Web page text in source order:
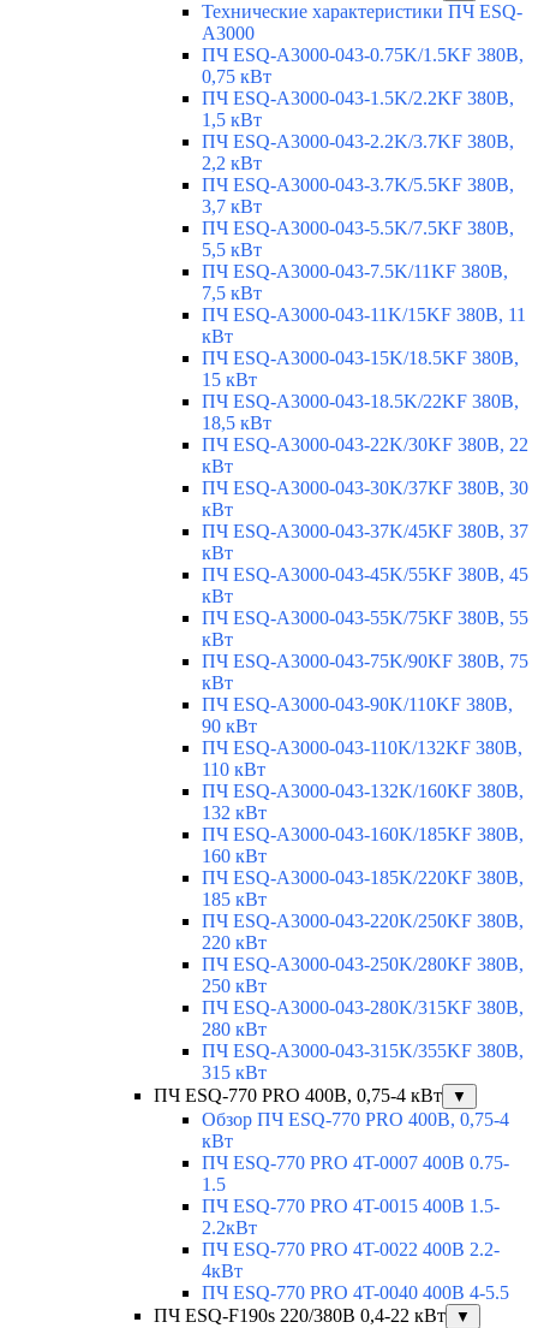
Технические характеристики ПЧ ESQ-
A3000
ПЧ ESQ-A3000-043-0.75K/1.5KF 380В,
0,75 кВт
ПЧ ESQ-A3000-043-1.5K/2.2KF 380В,
1,5 кВт
ПЧ ESQ-A3000-043-2.2K/3.7KF 380В,
2,2 кВт
ПЧ ESQ-A3000-043-3.7K/5.5KF 380В,
3,7 кВт
ПЧ ESQ-A3000-043-5.5K/7.5KF 380В,
5,5 кВт
ПЧ ESQ-A3000-043-7.5K/11KF 380В,
7,5 кВт
ПЧ ESQ-A3000-043-11K/15KF 380В, 11
кВт
ПЧ ESQ-A3000-043-15K/18.5KF 380В,
15 кВт
ПЧ ESQ-A3000-043-18.5K/22KF 380В,
18,5 кВт
ПЧ ESQ-A3000-043-22K/30KF 380В, 22
кВт
ПЧ ESQ-A3000-043-30K/37KF 380В, 30
кВт
ПЧ ESQ-A3000-043-37K/45KF 380В, 37
кВт
ПЧ ESQ-A3000-043-45K/55KF 380В, 45
кВт
ПЧ ESQ-A3000-043-55K/75KF 380В, 55
кВт
ПЧ ESQ-A3000-043-75K/90KF 380В, 75
кВт
ПЧ ESQ-A3000-043-90K/110KF 380В,
90 кВт
ПЧ ESQ-A3000-043-110K/132KF 380В,
110 кВт
ПЧ ESQ-A3000-043-132K/160KF 380В,
132 кВт
ПЧ ESQ-A3000-043-160K/185KF 380В,
160 кВт
ПЧ ESQ-A3000-043-185K/220KF 380В,
185 кВт
ПЧ ESQ-A3000-043-220K/250KF 380В,
220 кВт
ПЧ ESQ-A3000-043-250K/280KF 380В,
250 кВт
ПЧ ESQ-A3000-043-280K/315KF 380В,
280 кВт
ПЧ ESQ-A3000-043-315K/355KF 380В,
315 кВт
ПЧ ESQ-770 PRO 400В, 0,75-4 кВт
▼
Обзор ПЧ ESQ-770 PRO 400В, 0,75-4
кВт
ПЧ ESQ-770 PRO 4T-0007 400В 0.75-
1.5
ПЧ ESQ-770 PRO 4T-0015 400В 1.5-
2.2кВт
ПЧ ESQ-770 PRO 4T-0022 400В 2.2-
4кВт
ПЧ ESQ-770 PRO 4T-0040 400В 4-5.5
ПЧ ESQ-F190s 220/380В 0,4-22 кВт
▼